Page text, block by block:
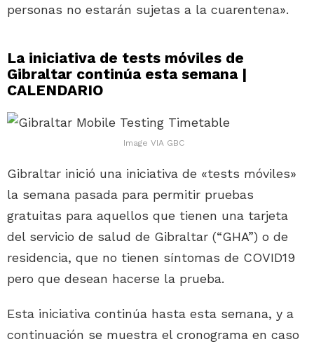
personas no estarán sujetas a la cuarentena».
La iniciativa de tests móviles de
Gibraltar continúa esta semana |
CALENDARIO
Image VIA GBC
Gibraltar inició una iniciativa de «tests móviles»
la semana pasada para permitir pruebas
gratuitas para aquellos que tienen una tarjeta
del servicio de salud de Gibraltar (“GHA”) o de
residencia, que no tienen síntomas de COVID19
pero que desean hacerse la prueba.
Esta iniciativa continúa hasta esta semana, y a
continuación se muestra el cronograma en caso